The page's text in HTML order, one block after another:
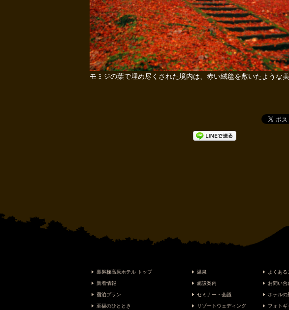
モミジの葉で埋め尽くされた境内は、赤い絨毯を敷いたような
裏磐梯高原ホテル トップ
新着情報
宿泊プラン
至福のひととき
温泉
施設案内
セミナー・会議
リゾートウェディング
よくある
お問い合
ホテルの
フォトギ